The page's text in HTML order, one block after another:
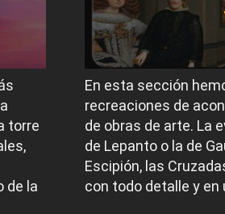
torre
de la
En esta sección
recreaciones de
de obras de arte. La
de Lepanto o la de
Escipión, las
con todo detalle y en